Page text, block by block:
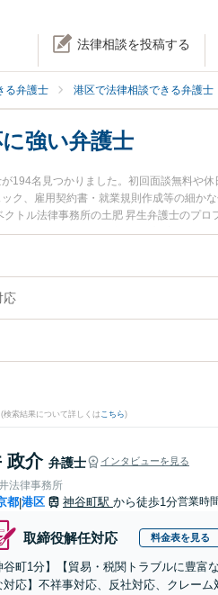
法律相談を投稿する
る弁護士 港区で法律相談できる弁護士
強い弁護士
194名見つかりました。初回面談無料や
ク、雇用契約書・就業規則作成等の細
トル法律事務所の土肥 昇生弁護士のプ
に相談したい』『取締役解任対応のト
などでお困りの相談者さんにおすすめです
応
(検索結果について詳しくは こちら)
政介 弁護士 インタビューを見る
法律事務所
都|港区 神谷町駅 から徒歩1分営業時
取締役解任対応 料金表を見る
谷町1分】【貿易・税関トラブルに豊
対応】不祥事対応、反社対応、クレー